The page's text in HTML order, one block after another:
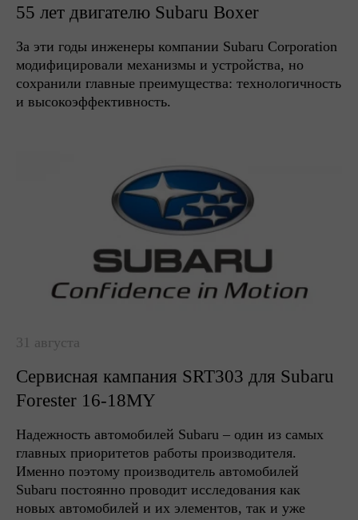
55 лет двигателю Subaru Boxer
За эти годы инженеры компании Subaru Corporation
модифицировали механизмы и устройства, но
сохранили главные преимущества: технологичность
и высокоэффективность.
31 августа
Сервисная кампания SRT303 для Subaru
Forester 16-18MY
Надежность автомобилей Subaru – один из самых
главных приоритетов работы производителя.
Именно поэтому производитель автомобилей
Subaru постоянно проводит исследования как
новых автомобилей и их элементов, так и уже